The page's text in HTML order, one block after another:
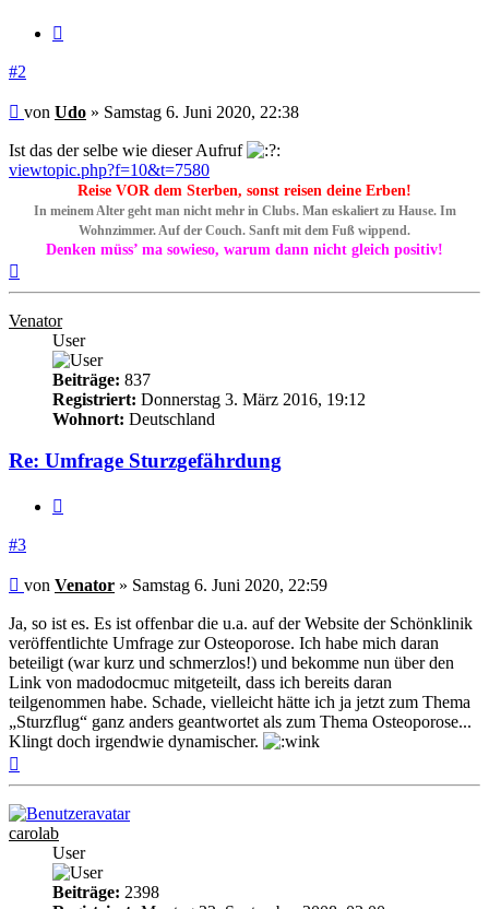
#2
Beitrag
von Udo » Samstag 6. Juni 2020, 22:38
Ist das der selbe wie dieser Aufruf
viewtopic.php?f=10&t=7580
Reise VOR dem Sterben, sonst reisen deine Erben!
In meinem Alter geht man nicht mehr in Clubs. Man eskaliert zu Hause. Im
Wohnzimmer. Auf der Couch. Sanft mit dem Fuß wippend.
Denken müss’ ma sowieso, warum dann nicht gleich positiv!
Venator
User
Beiträge: 837
Registriert: Donnerstag 3. März 2016, 19:12
Wohnort: Deutschland
Re: Umfrage Sturzgefährdung
#3
Beitrag
von Venator » Samstag 6. Juni 2020, 22:59
Ja, so ist es. Es ist offenbar die u.a. auf der Website der Schönklinik
veröffentlichte Umfrage zur Osteoporose. Ich habe mich daran
beteiligt (war kurz und schmerzlos!) und bekomme nun über den
Link von madodocmuc mitgeteilt, dass ich bereits daran
teilgenommen habe. Schade, vielleicht hätte ich ja jetzt zum Thema
„Sturzflug“ ganz anders geantwortet als zum Thema Osteoporose...
Klingt doch irgendwie dynamischer.
carolab
User
Beiträge: 2398